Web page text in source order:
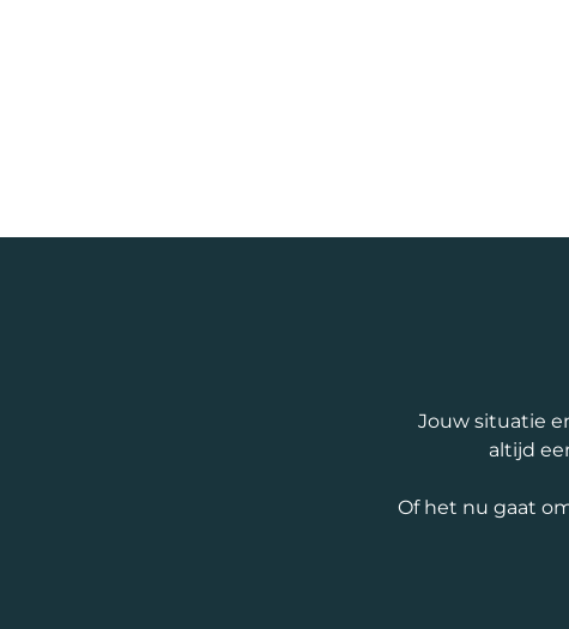
Jouw situatie
altijd
Of het nu gaat